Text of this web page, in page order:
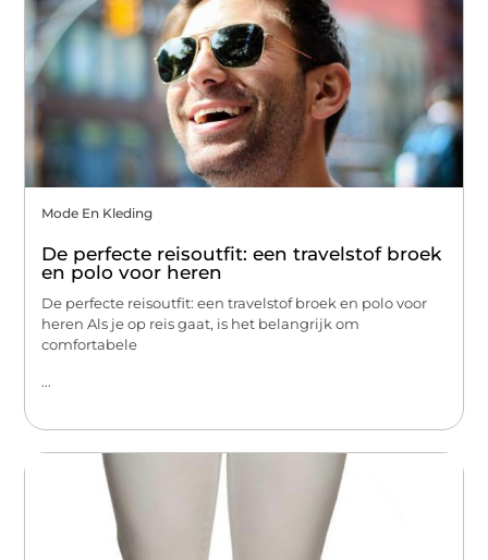
Mode En Kleding
De perfecte reisoutfit: een travelstof broek
en polo voor heren
De perfecte reisoutfit: een travelstof broek en polo voor
heren Als je op reis gaat, is het belangrijk om
comfortabele
...